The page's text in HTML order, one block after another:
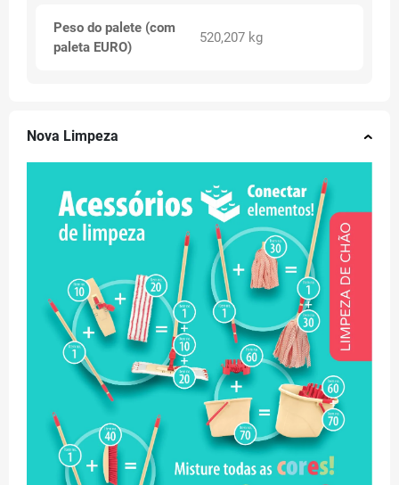
Peso do palete (com
paleta EURO)
520,207 kg
Nova Limpeza